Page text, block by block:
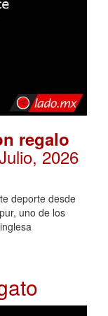
regalo
2026
deporte desde
uno de los